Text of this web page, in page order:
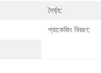
দৈর্ঘ্য:
প্যাকেজিং বিবরণ: